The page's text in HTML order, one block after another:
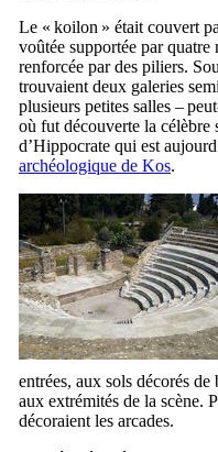
Le « koilon » était couvert
voûtée supportée par quatre
renforcée par des piliers.
trouvaient deux galeries
plusieurs petites salles –
où fut découverte la célèbre
d’Hippocrate qui est
archéologique de Kos.
entrées, aux sols décorés
aux extrémités de la scène.
décoraient les arcades.